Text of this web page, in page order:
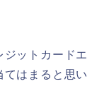
ジットカードエ
てはまると思い